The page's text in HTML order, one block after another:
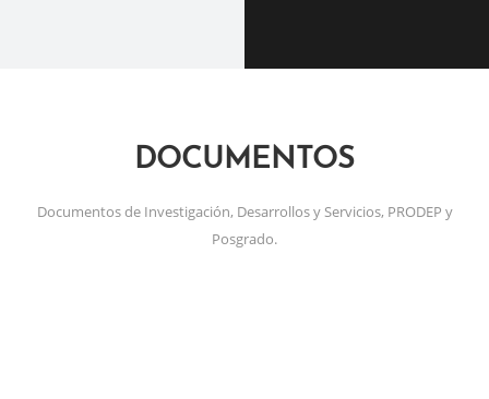
DOCUMENTOS
Documentos de Investigación, Desarrollos y Servicios, PRODEP y
Posgrado.